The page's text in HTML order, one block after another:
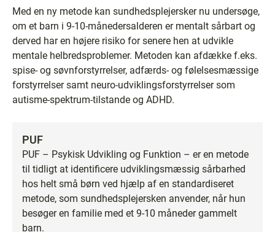
Med en ny metode kan sundhedsplejersker nu undersøge,
om et barn i 9-10-månedersalderen er mentalt sårbart og
derved har en højere risiko for senere hen at udvikle
mentale helbredsproblemer. Metoden kan afdække f.eks.
spise- og søvnforstyrrelser, adfærds- og følelsesmæssige
forstyrrelser samt neuro-udviklingsforstyrrelser som
autisme-spektrum-tilstande og ADHD.
PUF
PUF – Psykisk Udvikling og Funktion – er en metode
til tidligt at identificere udviklingsmæssig sårbarhed
hos helt små børn ved hjælp af en standardiseret
metode, som sundhedsplejersken anvender, når hun
besøger en familie med et 9-10 måneder gammelt
barn.